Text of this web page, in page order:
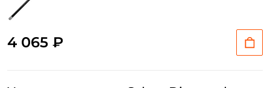
4 065 ₽